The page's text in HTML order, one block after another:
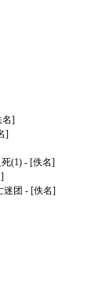
名]
]
(1) - [佚名]
迷团 - [佚名]